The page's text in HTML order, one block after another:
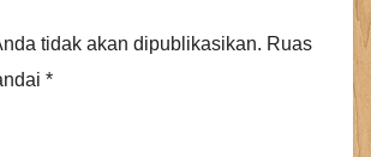
tidak akan dipublikasikan. Ruas
*